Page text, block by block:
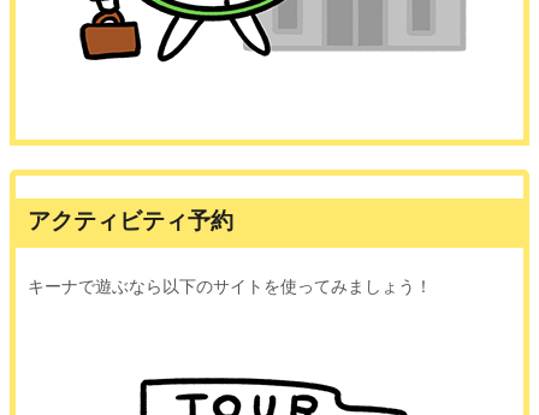
アクティビティ予約
キーナで遊ぶなら以下のサイトを使ってみましょう！